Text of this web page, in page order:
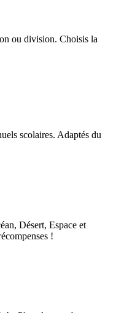
ou division. Choisis la
scolaires. Adaptés du
Désert, Espace et
!